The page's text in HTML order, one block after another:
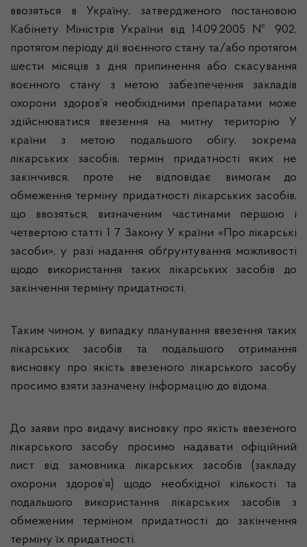
ввозяться в Україну, затвердженого постановою
Кабінету Міністрів України від 14.09.2005 № 902,
протягом періоду дії воєнного стану та/або протягом
шести місяців з дня припинення або скасування
воєнного стану з метою забезпечення закладів
охорони здоров’я необхідними препаратами може
здійснюватися ввезення на митну територію У
країни з метою подальшого обігу, зокрема
лікарських засобів, термін придатності яких не
закінчився, проте не відповідає вимогам до
обмеження терміну придатності лікарських засобів,
що ввозяться, визначеним частинами першою і
четвертою статті 1 7 Закону У країни «Про лікарські
засоби», у разі надання обґрунтування можливості
щодо використання таких лікарських засобів до
закінчення терміну придатності.
Таким чином, у випадку планування ввезення таких
лікарських засобів та подальшого отримання
висновку про якість ввезеного лікарського засобу
просимо взяти зазначену інформацію до відома.
До заяви про видачу висновку про якість ввезеного
лікарського засобу просимо надавати офіційний
лист від замовника лікарських засобів (закладу
охорони здоров’я) щодо необхідної кількості та
подальшого використання лікарських засобів з
обмеженим терміном придатності до закінчення
терміну їх придатності.